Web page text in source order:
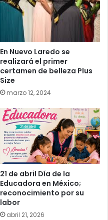
En Nuevo Laredo se
realizará el primer
certamen de belleza Plus
Size
marzo 12, 2024
21 de abril Día de la
Educadora en México;
reconocimiento por su
labor
abril 21, 2026